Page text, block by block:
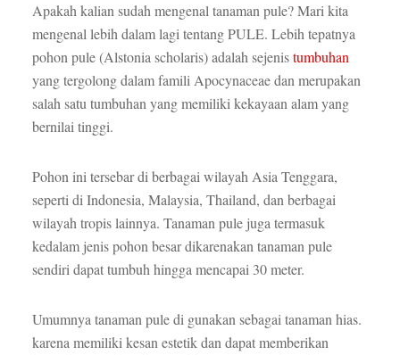
Apakah kalian sudah mengenal tanaman pule? Mari kita
mengenal lebih dalam lagi tentang PULE. Lebih tepatnya
pohon pule (Alstonia scholaris) adalah sejenistumbuhan
yang tergolong dalam famili Apocynaceae dan merupakan
salah satu tumbuhan yang memiliki kekayaan alam yang
bernilai tinggi.
Pohon ini tersebar di berbagai wilayah Asia Tenggara,
seperti di Indonesia, Malaysia, Thailand, dan berbagai
wilayah tropis lainnya. Tanaman pule juga termasuk
kedalam jenis pohon besar dikarenakan tanaman pule
sendiri dapat tumbuh hingga mencapai 30 meter.
Umumnya tanaman pule di gunakan sebagai tanaman hias.
karena memiliki kesan estetik dan dapat memberikan